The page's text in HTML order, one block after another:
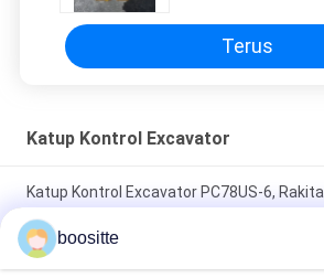
Valve KMX36NA
untuk Sany
Terus
Katup Kontrol Excavator
Katup Kontrol Excavator PC78US-6,
Hidrolik PC78-5 PC60-7
Katup Kontrol Excavator Hyundai 31N6-
boositte